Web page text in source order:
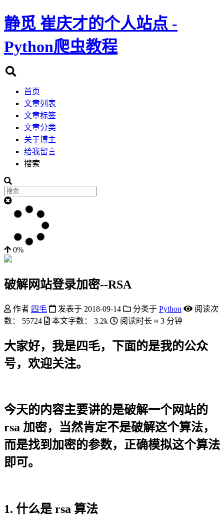
静觅 崔庆才的个人站点 -
Python爬虫教程
首页
文章列表
文章标签
文章分类
关于博主
给我留言
搜索
0%
破解网站登录加密--RSA
作者 四毛 发表于 2018-09-14 分类于 Python
阅读次
数：
55724 本文字数： 3.2k 阅读时长 ≈ 3 分钟
大家好，我是四毛，下面的是我的公众
号，欢迎关注。
今天的内容主要讲的是破解一个网站的
rsa 加密，当然肯定不是破解这个算法，
而是找到加密的参数，正确模拟这个算法
即可。
1. 什么是 rsa 算法